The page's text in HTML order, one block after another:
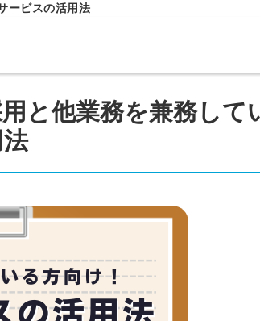
ービスの活用法
と他業務を兼務して